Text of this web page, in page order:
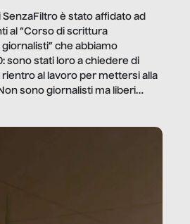
è stato affidato ad
al “Corso di scrittura
che abbiamo
sono stati loro a chiedere di
al lavoro per mettersi alla
sono giornalisti ma liberi